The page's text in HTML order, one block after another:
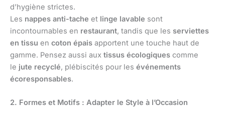
d’hygiène strictes.
Les nappes anti-tache et linge lavable sont
incontournables en restaurant, tandis que les serviettes
en tissu en coton épais apportent une touche haut de
gamme. Pensez aussi aux tissus écologiques comme
le jute recyclé, plébiscités pour les événements
écoresponsables.
2. Formes et Motifs : Adapter le Style à l’Occasion